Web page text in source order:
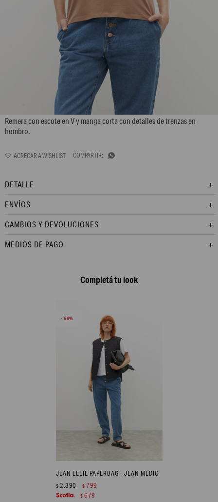
Remera con escote en V y manga corta con detalles de trenzas en
hombro.

DETALLE
ENVÍOS
CAMBIOS Y DEVOLUCIONES
MEDIOS DE PAGO
Completá tu look
66
JEAN ELLIE PAPERBAG - JEAN MEDIO
$2.390 $ 799
$ 679